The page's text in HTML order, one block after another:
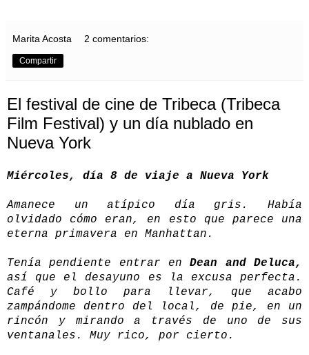
Marita Acosta 2 comentarios:
Compartir
El festival de cine de Tribeca (Tribeca
Film Festival) y un día nublado en
Nueva York
Miércoles, día 8 de viaje a Nueva York
Amanece un atípico día gris. Había
olvidado cómo eran, en esto que parece una
eterna primavera en Manhattan.
Tenía pendiente entrar enDean and Deluca,
así que el desayuno es la excusa perfecta.
Café y bollo para llevar, que acabo
zampándome dentro del local, de pie, en un
rincón y mirando a través de uno de sus
ventanales. Muy rico, por cierto.